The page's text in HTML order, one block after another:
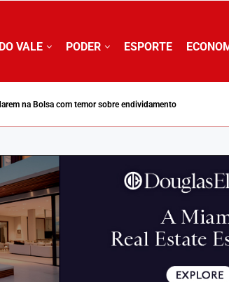
VALE PODER ESPORTE
na Bolsa com temor sobre endividamento